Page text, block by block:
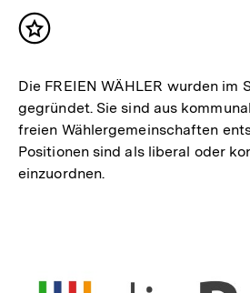
Inhalt
Die FREIEN WÄHLER wurden im
gegründet. Sie sind aus
freien Wählergemeinschaften
Positionen sind als liberal oder
einzuordnen.